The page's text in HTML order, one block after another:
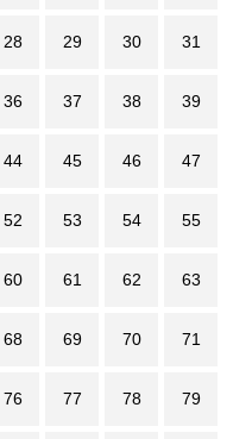
28 29 30 31
36 37 38 39
44 45 46 47
52 53 54 55
60 61 62 63
68 69 70 71
76 77 78 79